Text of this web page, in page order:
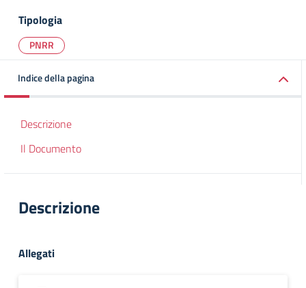
Tipologia
PNRR
Indice della pagina
Descrizione
Il Documento
Descrizione
Allegati